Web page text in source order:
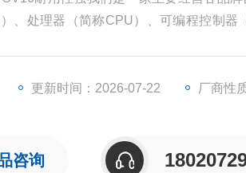
、处理器（简称CPU）、可编程控制
更新时间：2026-07-22 厂商性
咨询